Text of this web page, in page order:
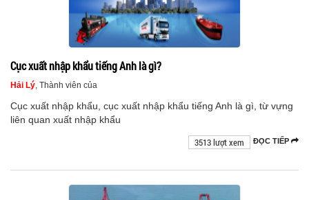
Cục xuất nhập khẩu tiếng Anh là gì?
Hải Lý , Thành viên của
Cục xuất nhập khẩu, cục xuất nhập khẩu tiếng Anh là gì, từ vựng
liên quan xuất nhập khẩu
ĐỌC TIẾP
3513 lượt xem